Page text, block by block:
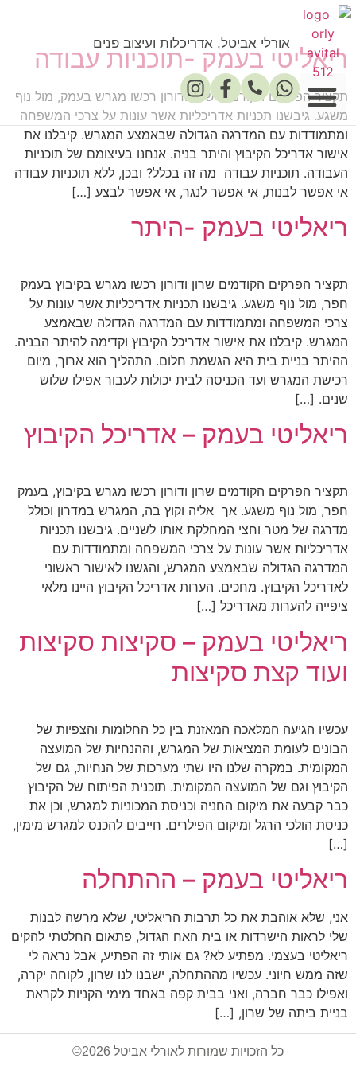
אורלי אביטל, אדריכלות ועיצוב פנים
ריאליטי בעמק -תוכניות עבודה
תקציר הפרקים הקודמים שרון ודורון רכשו מגרש בעמק, מול נוף
משגע. גיבשנו תכניות אדריכליות אשר עונות על צרכי המשפחה
ומתמודדות עם המדרגה הגדולה שבאמצע המגרש. קיבלנו את
אישור אדריכל הקיבוץ והיתר בניה. אנחנו בעיצומם של תוכניות
העבודה. תוכניות עבודה מה זה בכלל? ובכן, ללא תוכניות עבודה
אי אפשר לבנות, אי אפשר לנגר, אי אפשר לבצע […]
ריאליטי בעמק -היתר
תקציר הפרקים הקודמים שרון ודורון רכשו מגרש בקיבוץ בעמק
חפר, מול נוף משגע. גיבשנו תכניות אדריכליות אשר עונות על
צרכי המשפחה ומתמודדות עם המדרגה הגדולה שבאמצע
המגרש. קיבלנו את אישור אדריכל הקיבוץ וקדימה להיתר הבניה.
ההיתר בניית בית היא הגשמת חלום. התהליך הוא ארוך, מיום
רכישת המגרש ועד הכניסה לבית יכולות לעבור אפילו שלוש
שנים. […]
ריאליטי בעמק – אדריכל הקיבוץ
תקציר הפרקים הקודמים שרון ודורון רכשו מגרש בקיבוץ, בעמק
חפר, מול נוף משגע. אך אליה וקוץ בה, המגרש במדרון וכולל
מדרגה של מטר וחצי המחלקת אותו לשניים. גיבשנו תכניות
אדריכליות אשר עונות על צרכי המשפחה ומתמודדות עם
המדרגה הגדולה שבאמצע המגרש, והגשנו לאישור ראשוני
לאדריכל הקיבוץ. מחכים. הערות אדריכל הקיבוץ היינו מלאי
ציפייה להערות מאדריכל […]
ריאליטי בעמק – סקיצות סקיצות
ועוד קצת סקיצות
עכשיו הגיעה המלאכה המאזנת בין כל החלומות והצפיות של
הבונים לעומת המציאות של המגרש, וההנחיות של המועצה
המקומית. במקרה שלנו היו שתי מערכות של הנחיות, גם של
הקיבוץ וגם של המועצה המקומית. תוכנית הפיתוח של הקיבוץ
כבר קבעה את מיקום החניה וכניסת המכוניות למגרש, וכן את
כניסת הולכי הרגל ומיקום הפילרים. חייבים להכנס למגרש מימין,
[…]
ריאליטי בעמק – ההתחלה
אני, שלא אוהבת את כל תרבות הריאליטי, שלא מרשה לבנות
שלי לראות הישרדות או בית האח הגדול, פתאום החלטתי להקים
ריאליטי בעצמי. מפתיע לא? גם אותי זה הפתיע, אבל נראה לי
שזה ממש חיוני. עכשיו מההתחלה, ישבנו לנו שרון, לקוחה יקרה,
ואפילו כבר חברה, ואני בבית קפה באחד מימי הקניות לקראת
בניית ביתה של שרון, […]
כל הזכויות שמורות לאורלי אביטל 2026©